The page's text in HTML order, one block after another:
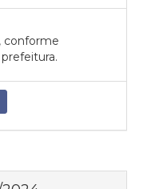
conforme